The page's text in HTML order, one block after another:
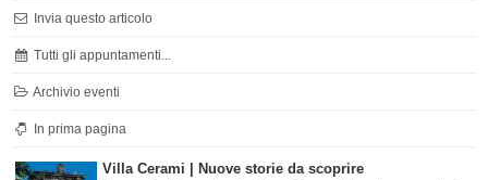
Invia questo articolo
Tutti gli appuntamenti...
Archivio eventi
In prima pagina
Villa Cerami | Nuove storie da scoprire